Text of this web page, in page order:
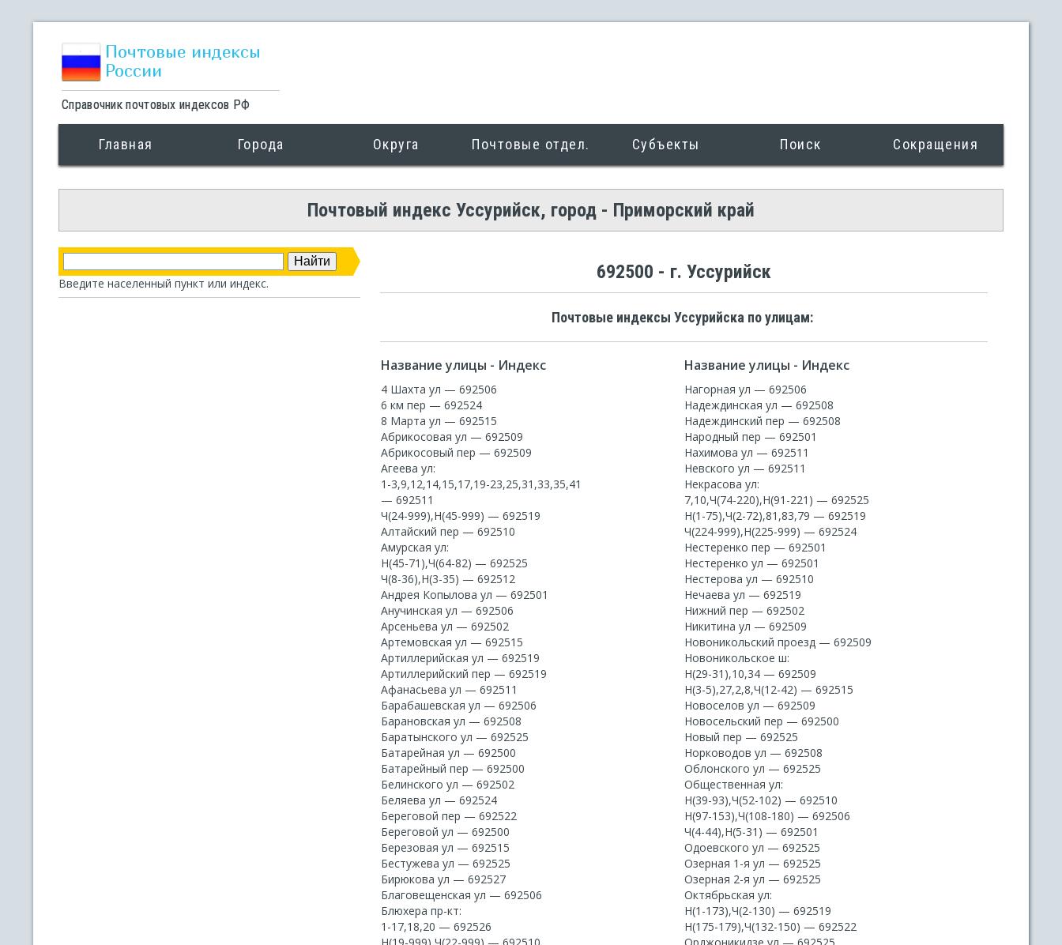
Почтовые индексы
России
Справочник почтовых индексов РФ
Главная Города Округа Почтовые отдел. Субъекты Поиск Сокращения
Почтовый индекс Уссурийск, город - Приморский край
Введите населенный пункт или индекс.
692500 - г. Уссурийск
Почтовые индексы Уссурийска по улицам:
Название улицы - Индекс
4 Шахта ул — 692506
6 км пер — 692524
8 Марта ул — 692515
Абрикосовая ул — 692509
Абрикосовый пер — 692509
Агеева ул:
1-3,9,12,14,15,17,19-23,25,31,33,35,41
— 692511
Ч(24-999),Н(45-999) — 692519
Алтайский пер — 692510
Амурская ул:
Н(45-71),Ч(64-82) — 692525
Ч(8-36),Н(3-35) — 692512
Андрея Копылова ул — 692501
Анучинская ул — 692506
Арсеньева ул — 692502
Артемовская ул — 692515
Артиллерийская ул — 692519
Артиллерийский пер — 692519
Афанасьева ул — 692511
Барабашевская ул — 692506
Барановская ул — 692508
Баратынского ул — 692525
Батарейная ул — 692500
Батарейный пер — 692500
Белинского ул — 692502
Беляева ул — 692524
Береговой пер — 692522
Береговой ул — 692500
Березовая ул — 692515
Бестужева ул — 692525
Бирюкова ул — 692527
Благовещенская ул — 692506
Блюхера пр-кт:
1-17,18,20 — 692526
Название улицы - Индекс
Нагорная ул — 692506
Надеждинская ул — 692508
Надеждинский пер — 692508
Народный пер — 692501
Нахимова ул — 692511
Невского ул — 692511
Некрасова ул:
7,10,Ч(74-220),Н(91-221) — 692525
Н(1-75),Ч(2-72),81,83,79 — 692519
Ч(224-999),Н(225-999) — 692524
Нестеренко пер — 692501
Нестеренко ул — 692501
Нестерова ул — 692510
Нечаева ул — 692519
Нижний пер — 692502
Никитина ул — 692509
Новоникольский проезд — 692509
Новоникольское ш:
Н(29-31),10,34 — 692509
Н(3-5),27,2,8,Ч(12-42) — 692515
Новоселов ул — 692509
Новосельский пер — 692500
Новый пер — 692525
Норководов ул — 692508
Облонского ул — 692525
Общественная ул:
Н(39-93),Ч(52-102) — 692510
Н(97-153),Ч(108-180) — 692506
Ч(4-44),Н(5-31) — 692501
Одоевского ул — 692525
Озерная 1-я ул — 692525
Озерная 2-я ул — 692525
Октябрьская ул:
Н(1-173),Ч(2-130) — 692519
Н(175-179),Ч(132-150) — 692522